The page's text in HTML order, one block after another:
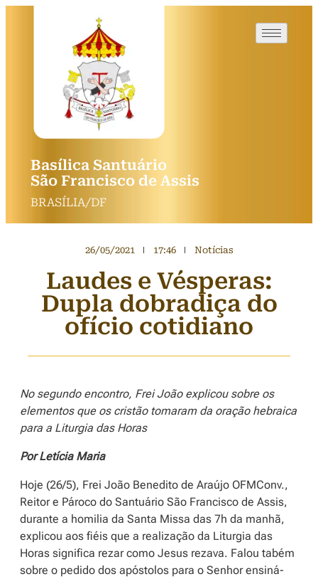
Basílica Santuário
São Francisco de Assis
BRASÍLIA/DF
26/05/2021 17:46 Notícias
Laudes e Vésperas:
Dupla dobradiça do
ofício cotidiano
No segundo encontro, Frei João explicou sobre os
elementos que os cristão tomaram da oração hebraica
para a Liturgia das Horas
Por Letícia Maria
Hoje (26/5), Frei João Benedito de Araújo OFMConv.,
Reitor e Pároco do Santuário São Francisco de Assis,
durante a homilia da Santa Missa das 7h da manhã,
explicou aos fiéis que a realização da Liturgia das
Horas significa rezar como Jesus rezava. Falou tabém
sobre o pedido dos apóstolos para o Senhor ensiná-